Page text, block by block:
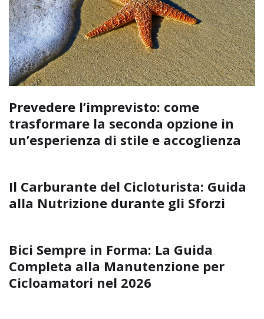
Prevedere l’imprevisto: come
trasformare la seconda opzione in
un’esperienza di stile e accoglienza
Il Carburante del Cicloturista: Guida
alla Nutrizione durante gli Sforzi
Bici Sempre in Forma: La Guida
Completa alla Manutenzione per
Cicloamatori nel 2026